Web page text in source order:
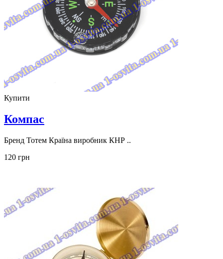
Купити
Компас
Бренд Тотем Країна виробник КНР ..
120 грн